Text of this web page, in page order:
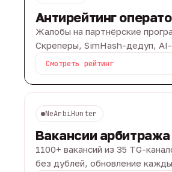
Антирейтинг
Жалобы на партнёрские
Скреперы, SimHash-дедуп,
Смотреть рейтинг
NeArbiHunter
Вакансии арбитража
1100+ вакансий из 35 TG-
без дублей, обновление